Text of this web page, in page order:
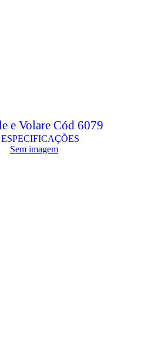
e Volare Cód 6079